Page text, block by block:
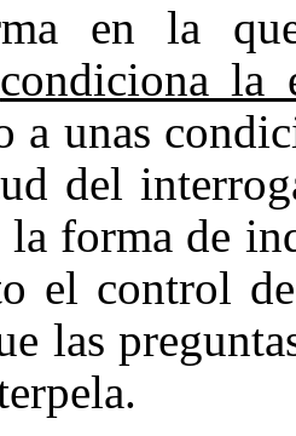
en la
condiciona la
a unas
del
la forma de
el control
las